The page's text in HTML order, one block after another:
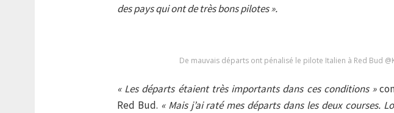
des pays qui ont de très bons pilotes ».
De mauvais départs ont pénalisé le pilote Italien à Red Bud
« Les départs étaient très importants dans ces conditions »
Red Bud. « Mais j’ai raté mes départs dans les deux courses.